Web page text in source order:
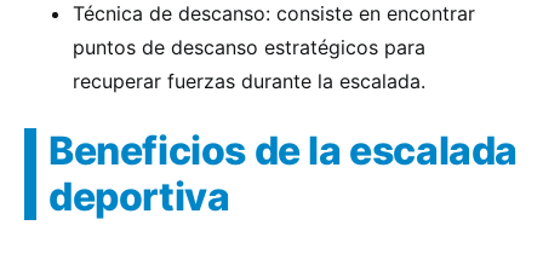
Técnica de descanso: consiste en encontrar
puntos de descanso estratégicos para
recuperar fuerzas durante la escalada.
Beneficios de la escalada
deportiva